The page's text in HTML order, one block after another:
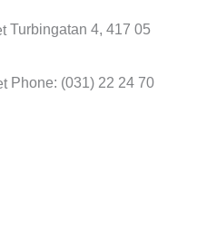
Turbingatan 4, 417 05
Phone: (031) 22 24 70